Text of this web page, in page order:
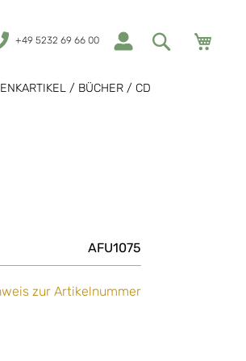
+49 5232 69 66 00
/ BÜCHER / CD
AFU1075
zur Artikelnummer